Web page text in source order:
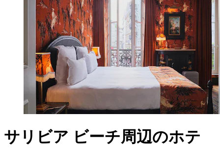
サリビア ビーチ周辺のホテ